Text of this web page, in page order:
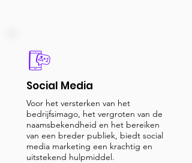
Social Media
Voor het versterken van het
bedrijfsimago, het vergroten van de
naamsbekendheid en het bereiken
van een breder publiek, biedt social
media marketing een krachtig en
uitstekend hulpmiddel.